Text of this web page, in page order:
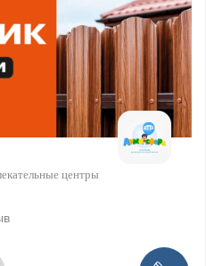
центры